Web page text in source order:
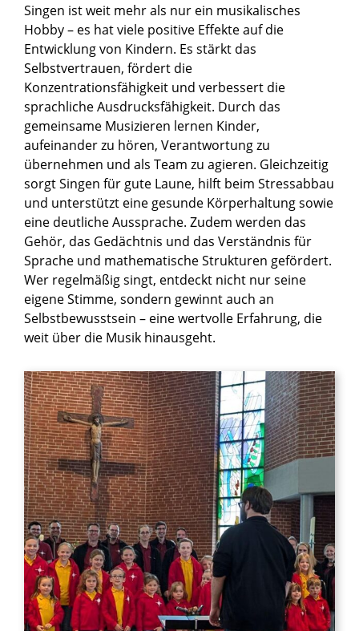
Singen ist weit mehr als nur ein musikalisches
Hobby – es hat viele positive Effekte auf die
Entwicklung von Kindern. Es stärkt das
Selbstvertrauen, fördert die
Konzentrationsfähigkeit und verbessert die
sprachliche Ausdrucksfähigkeit. Durch das
gemeinsame Musizieren lernen Kinder,
aufeinander zu hören, Verantwortung zu
übernehmen und als Team zu agieren. Gleichzeitig
sorgt Singen für gute Laune, hilft beim Stressabbau
und unterstützt eine gesunde Körperhaltung sowie
eine deutliche Aussprache. Zudem werden das
Gehör, das Gedächtnis und das Verständnis für
Sprache und mathematische Strukturen gefördert.
Wer regelmäßig singt, entdeckt nicht nur seine
eigene Stimme, sondern gewinnt auch an
Selbstbewusstsein – eine wertvolle Erfahrung, die
weit über die Musik hinausgeht.